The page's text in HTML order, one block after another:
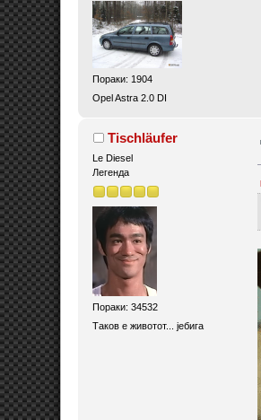
Пораки: 1904
Opel Astra 2.0 DI
Tischläufer
Le Diesel
Легенда
Пораки: 34532
Таков е животот... јебига